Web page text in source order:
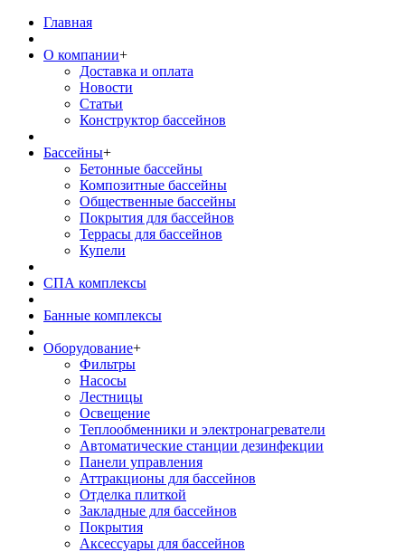
Главная
О компании+
Доставка и оплата
Новости
Статьи
Конструктор бассейнов
Бассейны+
Бетонные бассейны
Композитные бассейны
Общественные бассейны
Покрытия для бассейнов
Террасы для бассейнов
Купели
СПА комплексы
Банные комплексы
Оборудование+
Фильтры
Насосы
Лестницы
Освещение
Теплообменники и электронагреватели
Автоматические станции дезинфекции
Панели управления
Аттракционы для бассейнов
Отделка плиткой
Закладные для бассейнов
Покрытия
Аксессуары для бассейнов